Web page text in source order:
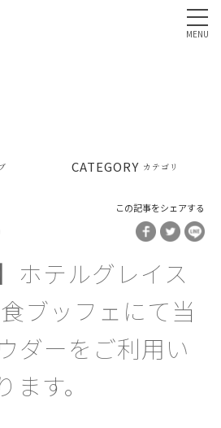
CATEGORY カテゴリ
この記事をシェアする
ホテルグレイス
ブッフェにて当
ダーをご利用い
す。